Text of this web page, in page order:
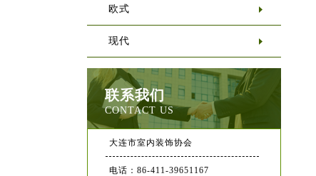
欧式
现代
联系我们
CONTACT US
大连市室内装饰协会
电话：86-411-39651167